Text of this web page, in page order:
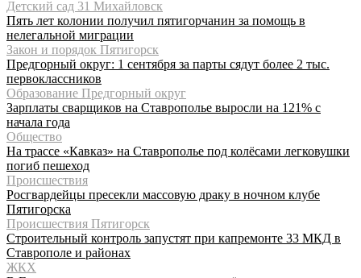
Детский сад 31 Михайловск
Пять лет колонии получил пятигорчанин за помощь в
нелегальной миграции
Закон и порядок Пятигорск
Предгорный округ: 1 сентября за парты сядут более 2 тыс.
первоклассников
Образование Предгорный округ
Зарплаты сварщиков на Ставрополье выросли на 121% с
начала года
Общество
На трассе «Кавказ» на Ставрополье под колёсами легковушки
погиб пешеход
Происшествия
Росгвардейцы пресекли массовую драку в ночном клубе
Пятигорска
Происшествия Пятигорск
Строительный контроль запустят при капремонте 33 МКД в
Ставрополе и районах
ЖКХ